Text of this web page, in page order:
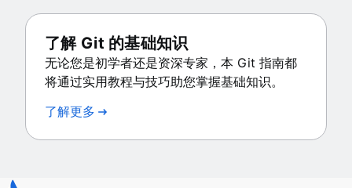
了解 Git 的基础知识
无论您是初学者还是资深专家，本 Git 指南都
将通过实用教程与技巧助您掌握基础知识。
了解更多